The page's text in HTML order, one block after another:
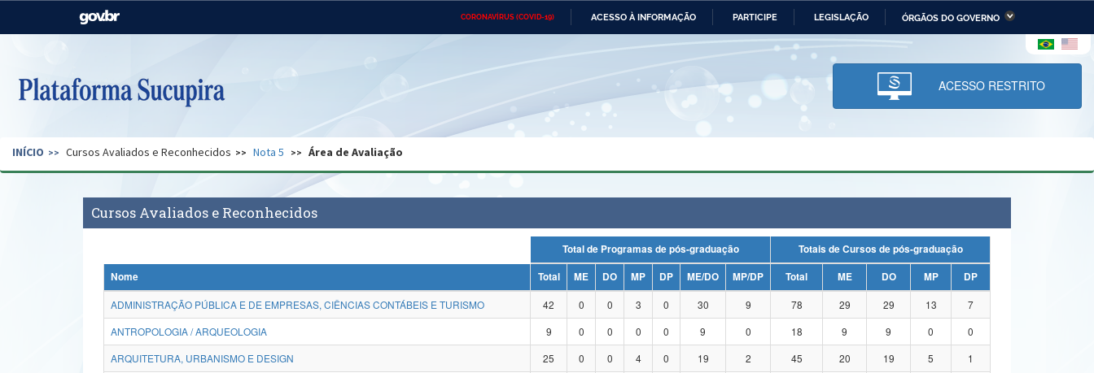
CORONAVÍRUS (COVID-19) ACESSO À INFORMAÇÃO PARTICIPE LEGISLAÇÃO ÓRGÃOS DO GOVERNO
Casa Civil Ministério das Relações Ministério da Economia Ministério da Infraestrutura
Pecuária e Abastecimento
Ministério da Ciência,
Tecnologia, Inovações e
Comunicações
Ministério do Desenvolvimento
Regional e dos Direitos Humanos
Secretaria de Governo Gabinete de Segurança Advocacia-Geral da União Banco Central do Brasil Planalto
ACESSO RESTRITO
INÍCIO Cursos Avaliados e Reconhecidos Nota 5 Área de Avaliação
Cursos Avaliados e Reconhecidos
Total de Programas de pós-graduação
Totais de Cursos de pós-graduação
Nome
Total ME DO MP DP ME/DO MP/DP Total ME DO MP
DP
ADMINISTRAÇÃO PÚBLICA E DE EMPRESAS, CIÊNCIAS CONTÁBEIS E TURISMO
42 0 0 3 0 30 9 78 29 29 13
7
ANTROPOLOGIA / ARQUEOLOGIA
9 0 0 0 0 9 0 18 9 9 0
0
ARQUITETURA, URBANISMO E DESIGN
25 0 0 4 0 19 2 45 20 19 5
1